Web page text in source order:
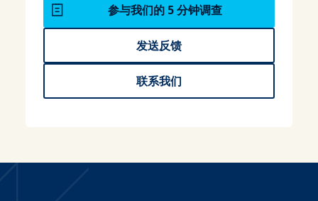
参与我们的 5 分钟调查
发送反馈
联系我们